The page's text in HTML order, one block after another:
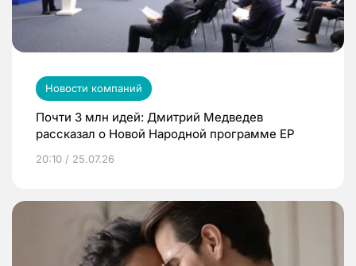
Новости компаний
Почти 3 млн идей: Дмитрий Медведев
рассказал о Новой Народной программе ЕР
20:10 / 25.07.26